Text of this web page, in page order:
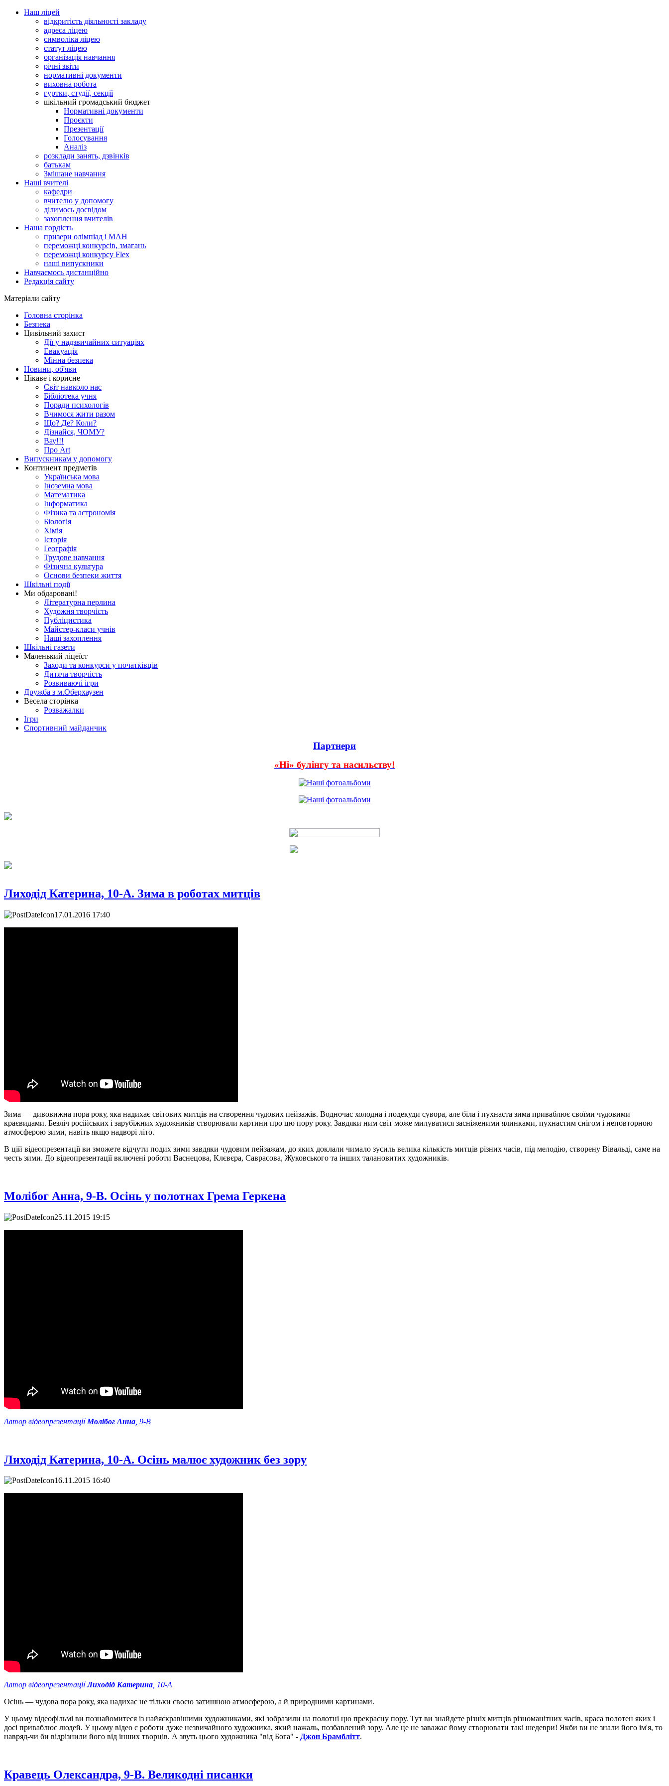
Наш ліцей
відкритість діяльності закладу
адреса ліцею
символіка ліцею
статут ліцею
організація навчання
річні звіти
нормативні документи
виховна робота
гуртки, студії, секції
шкільний громадський бюджет
Нормативні документи
Проєкти
Презентації
Голосування
Аналіз
розклади занять, дзвінків
батькам
Змішане навчання
Наші вчителі
кафедри
вчителю у допомогу
ділимось досвідом
захоплення вчителів
Наша гордість
призери олімпіад і МАН
переможці конкурсів, змагань
переможці конкурсу Flex
наші випускники
Навчаємось дистанційно
Редакція сайту
Матеріали сайту
Головна сторінка
Безпека
Цивільний захист
Дії у надзвичайних ситуаціях
Евакуація
Мінна безпека
Новини, об'яви
Цікаве і корисне
Світ навколо нас
Бібліотека учня
Поради психологів
Вчимося жити разом
Що? Де? Коли?
Дізнайся, ЧОМУ?
Вау!!!
Про Art
Випускникам у допомогу
Континент предметів
Українська мова
Іноземна мова
Математика
Інформатика
Фізика та астрономія
Біологія
Хімія
Історія
Географія
Трудове навчання
Фізична культура
Основи безпеки життя
Шкільні події
Ми обдаровані!
Літературна перлина
Художня творчість
Публіцистика
Майстер-класи учнів
Наші захоплення
Шкільні газети
Маленький ліцеїст
Заходи та конкурси у початківців
Дитяча творчість
Розвиваючі ігри
Дружба з м.Оберхаузен
Весела сторінка
Розважалки
Ігри
Спортивний майданчик
Партнери
«Ні» булінгу та насильству!
Лиходід Катерина, 10-А. Зима в роботах митців
17.01.2016 17:40
Зима — дивовижна пора року, яка надихає світових митців на створення чудових пейзажів. Водночас холодна і подекуди сувора, але біла і пухнаста зима приваблює своїми чудовими
краєвидами. Безліч російських і зарубіжних художників створювали картини про цю пору року. Завдяки ним світ може милуватися засніженими ялинками, пухнастим снігом і неповторною
атмосферою зими, навіть якщо надворі літо.
В цій відеопрезентації ви зможете відчути подих зими завдяки чудовим пейзажам, до яких доклали чимало зусиль велика кількість митців різних часів, під мелодію, створену Вівальді, саме на
честь зими. До відеопрезентації включені роботи Васнецова, Клєвєра, Саврасова, Жуковського та інших талановитих художників.
Молібог Анна, 9-В. Осінь у полотнах Грема Геркена
25.11.2015 19:15
Автор відеопрезентації Молібог Анна , 9-В
Лиходід Катерина, 10-А. Осінь малює художник без зору
16.11.2015 16:40
Автор відеопрезентаціїЛиходід Катерина, 10-А
Осінь — чудова пора року, яка надихає не тільки своєю затишною атмосферою, а й природними картинами.
У цьому відеофільмі ви познайомитеся із найяскравішими художниками, які зобразили на полотні цю прекрасну пору. Тут ви знайдете різніх митців різноманітних часів, краса полотен яких і
досі приваблює людей. У цьому відео є роботи дуже незвичайного художника, який нажаль, позбавлений зору. Але це не заважає йому створювати такі шедеври! Якби ви не знали його ім'я, то
навряд-чи би відрізнили його від інших творців. А звуть цього художника "від Бога" - Джон Брамблітт.
Кравець Олександра, 9-В. Великодні писанки